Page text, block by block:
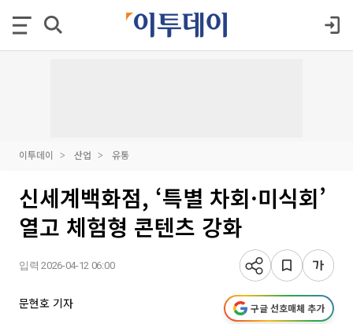
이투데이 산업 유통
신세계백화점, ‘특별 차회·미식회’
열고 체험형 콘텐츠 강화
입력 2026-04-12 06:00
문현호 기자 구글 선호매체 추가